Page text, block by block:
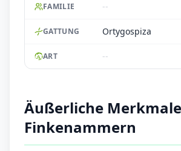
FAMILIE --
GATTUNG Ortygospiza
ART --
Äußerliche
Finkenammern